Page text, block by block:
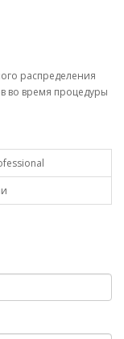
распределения
во время процедуры